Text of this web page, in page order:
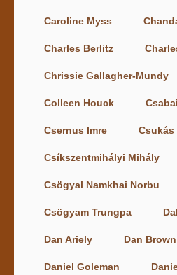
Caroline Myss
Charles Berlitz
Chrissie Gallagher-Mundy
Colleen Houck
Csernus Imre Csukás
Csíkszentmihályi Mihály
Csögyal Namkhai Norbu
Csögyam Trungpa
Dan Ariely Dan Brown
Daniel Goleman